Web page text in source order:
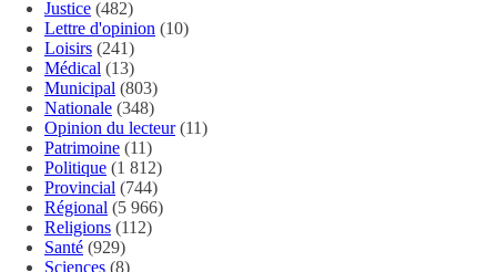
Justice (482)
Lettre d'opinion (10)
Loisirs (241)
Médical (13)
Municipal (803)
Nationale (348)
Opinion du lecteur(11)
Patrimoine (11)
Politique (1 812)
Provincial (744)
Régional (5 966)
Religions (112)
Santé (929)
Sciences (8)